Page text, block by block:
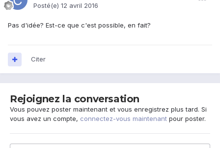
Posté(e) 12 avril 2016
Pas d'idée? Est-ce que c'est possible, en fait?
Citer
Rejoignez la conversation
Vous pouvez poster maintenant et vous enregistrez plus tard. Si
vous avez un compte, connectez-vous maintenant pour poster.